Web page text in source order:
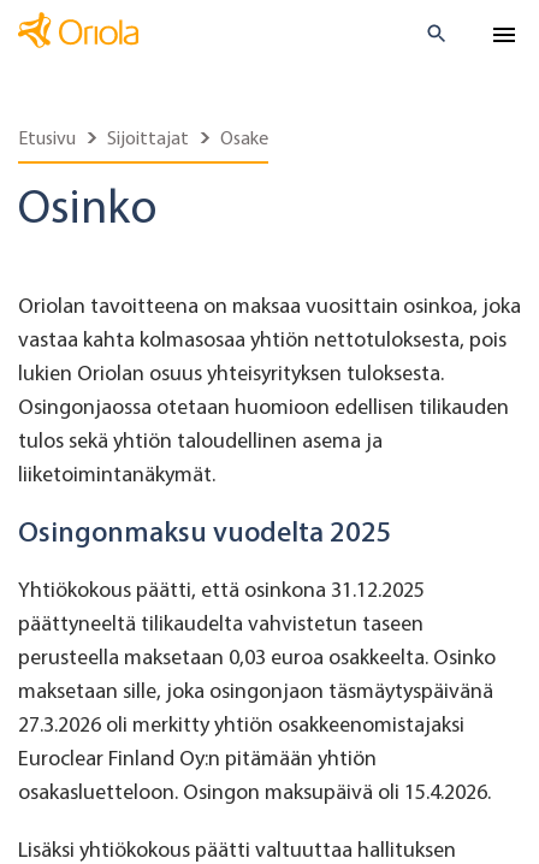
Etusivu Sijoittajat Osake
Osinko
Oriolan tavoitteena on maksaa vuosittain osinkoa, joka
vastaa kahta kolmasosaa yhtiön nettotuloksesta, pois
lukien Oriolan osuus yhteisyrityksen tuloksesta.
Osingonjaossa otetaan huomioon edellisen tilikauden
tulos sekä yhtiön taloudellinen asema ja
liiketoimintanäkymät.
Osingonmaksu vuodelta 2025
Yhtiökokous päätti, että osinkona 31.12.2025
päättyneeltä tilikaudelta vahvistetun taseen
perusteella maksetaan 0,03 euroa osakkeelta. Osinko
maksetaan sille, joka osingonjaon täsmäytyspäivänä
27.3.2026 oli merkitty yhtiön osakkeenomistajaksi
Euroclear Finland Oy:n pitämään yhtiön
osakasluetteloon. Osingon maksupäivä oli 15.4.2026.
Lisäksi yhtiökokous päätti valtuuttaa hallituksen